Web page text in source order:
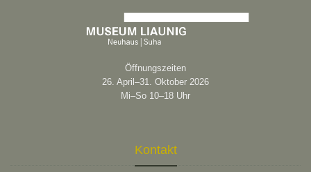
Öffnungszeiten
26. April–31. Oktober 2026
Mi–So 10–18 Uhr
Kontakt